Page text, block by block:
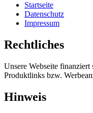
Startseite
Datenschutz
Impressum
Rechtliches
Unsere Webseite
Produktlinks bzw.
Hinweis